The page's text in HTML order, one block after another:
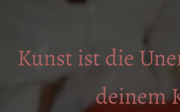
Kunst ist die
deinem